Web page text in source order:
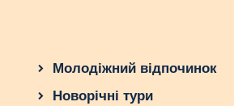
Молодіжний відпочинок
Новорічні тури